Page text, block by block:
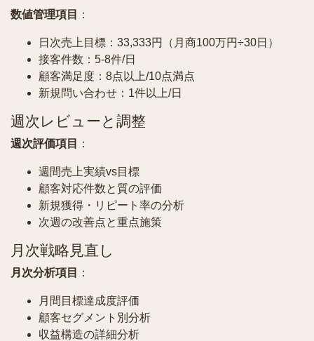
数値管理項目 ：
日次売上目標：33,333円（月商100万円÷30日）
接客件数：5-8件/日
顧客満足度：8点以上/10点満点
新規問い合わせ：1件以上/日
週次レビューと調整
週次評価項目 ：
週間売上実績vs目標
顧客対応件数と質の評価
新規獲得・リピート率の分析
次週の改善点と重点施策
月次戦略見直し
月次分析項目 ：
月間目標達成度評価
顧客セグメント別分析
収益構造の詳細分析